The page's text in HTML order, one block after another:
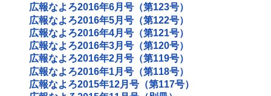
広報なよろ2016年6月号（第123号）
広報なよろ2016年5月号（第122号）
広報なよろ2016年4月号（第121号）
広報なよろ2016年3月号（第120号）
広報なよろ2016年2月号（第119号）
広報なよろ2016年1月号（第118号）
広報なよろ2015年12月号（第117号）